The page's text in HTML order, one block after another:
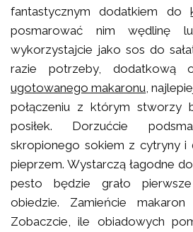
fantastycznym dodatkiem do
posmarować nim wędlinę
wykorzystajcie jako sos do
razie potrzeby, dodatkową
ugotowanego makaronu ,
połączeniu z którym stworzy
posiłek. Dorzućcie
skropionego sokiem z cytryny i
pieprzem. Wystarczą łagodne
pesto będzie grało
obiedzie. Zamieńcie
Zobaczcie, ile obiadowych